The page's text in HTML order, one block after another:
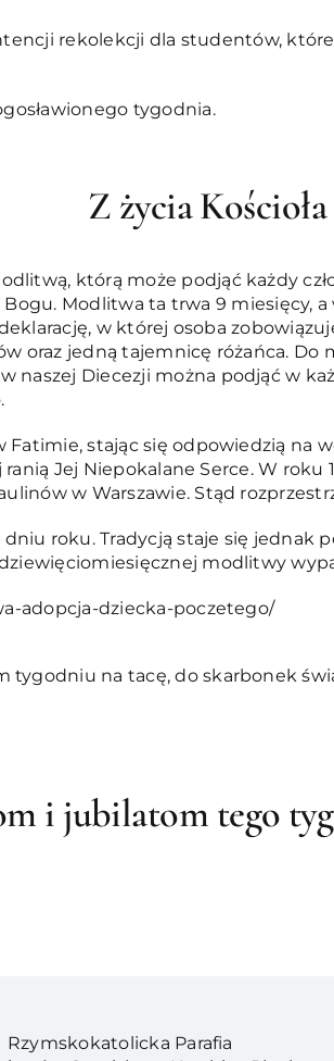
rekolekcji dla studentów,
tygodnia.
Z życia Kościoła
którą może podjąć każdy
Modlitwa ta trwa 9 miesięcy,
w której osoba
oraz jedną tajemnicę różańca. Do
Diecezji można podjąć w
Fatimie, stając się odpowiedzią na
Jej Niepokalane Serce. W roku
w Warszawie. Stąd
roku. Tradycją staje się jednak
modlitwy
adopcja-dziecka-poczetego/
tygodniu na tacę, do skarbonek
i jubilatom tego
Rzymskokatolicka Parafia